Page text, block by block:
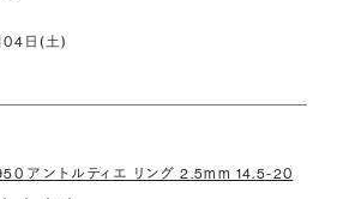
日(土)
アントルティエ リング 2.5mm 14.5-20